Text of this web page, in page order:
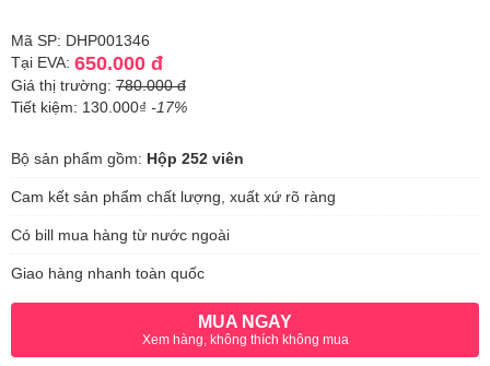
Mã SP: DHP001346
Tại EVA: 650.000 đ
Giá thị trường: 780.000 đ
Tiết kiệm: 130.000₫ -17%
Bộ sản phẩm gồm: Hộp 252 viên
Cam kết sản phẩm chất lượng, xuất xứ rõ ràng
Có bill mua hàng từ nước ngoài
Giao hàng nhanh toàn quốc
MUA NGAY
Xem hàng, không thích không mua